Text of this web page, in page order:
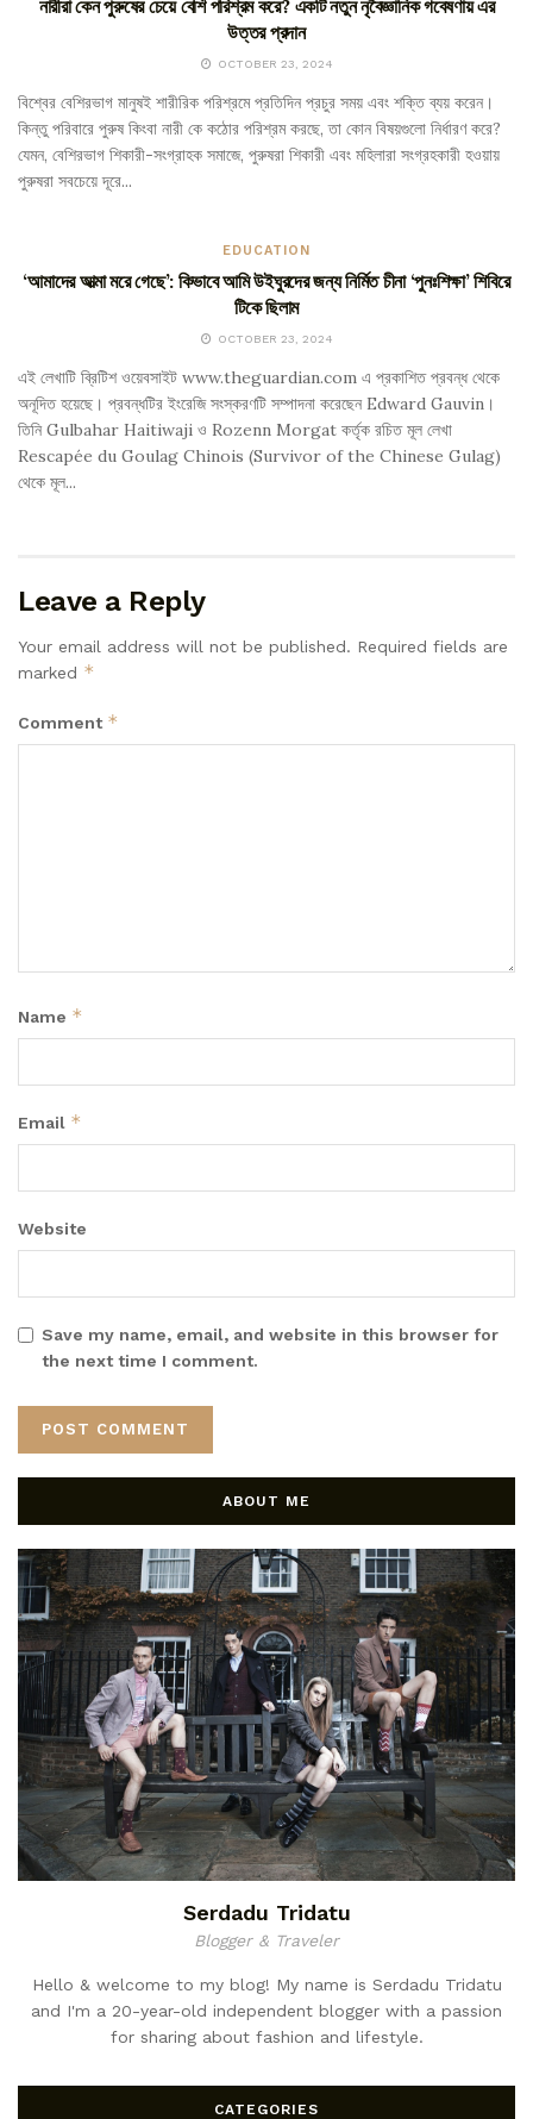
নারীরা কেন পুরুষের চেয়ে বেশি পরিশ্রম করে? একটি নতুন নৃবৈজ্ঞানিক গবেষণায় এর
উত্তর প্রদান
OCTOBER 23, 2024
বিশ্বের বেশিরভাগ মানুষই শারীরিক পরিশ্রমে প্রতিদিন প্রচুর সময় এবং শক্তি ব্যয় করেন।
কিন্তু পরিবারে পুরুষ কিংবা নারী কে কঠোর পরিশ্রম করছে, তা কোন বিষয়গুলো নির্ধারণ করে?
যেমন, বেশিরভাগ শিকারী-সংগ্রাহক সমাজে, পুরুষরা শিকারী এবং মহিলারা সংগ্রহকারী হওয়ায়
পুরুষরা‌ সবচেয়ে দূরে...
EDUCATION
‘আমাদের আত্মা মরে গেছে’: কিভাবে আমি উইঘুরদের জন্য নির্মিত চীনা ‘পুনঃশিক্ষা’ শিবিরে
টিকে ছিলাম
OCTOBER 23, 2024
এই লেখাটি ব্রিটিশ ওয়েবসাইট www.theguardian.com এ প্রকাশিত প্রবন্ধ থেকে
অনূদিত হয়েছে। প্রবন্ধটির ইংরেজি সংস্করণটি সম্পাদনা করেছেন Edward Gauvin।
তিনি Gulbahar Haitiwaji ও Rozenn Morgat কর্তৃক রচিত মূল লেখা
Rescapée du Goulag Chinois (Survivor of the Chinese Gulag)
থেকে মূল...
Leave a Reply
Your email address will not be published. Required fields are
marked *
Comment *
Name *
Email *
Website
Save my name, email, and website in this browser for
the next time I comment.
ABOUT ME
Serdadu Tridatu
Blogger & Traveler
Hello & welcome to my blog! My name is Serdadu Tridatu
and I'm a 20-year-old independent blogger with a passion
for sharing about fashion and lifestyle.
CATEGORIES